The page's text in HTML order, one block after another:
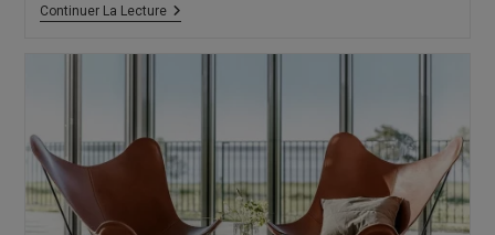
Continuer La LectureMatériaux
Vivante